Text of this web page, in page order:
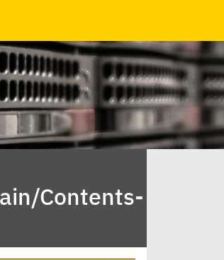
Contents-